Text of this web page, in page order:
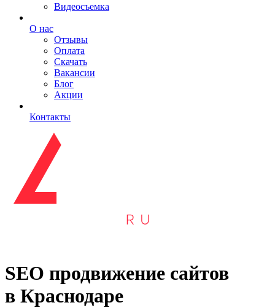
Видеосъемка
О нас
Отзывы
Оплата
Скачать
Вакансии
Блог
Акции
Контакты
SEO продвижение сайтов
в Краснодаре